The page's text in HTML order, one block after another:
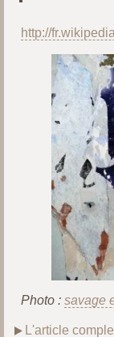
http://
Photo : savage
L'article